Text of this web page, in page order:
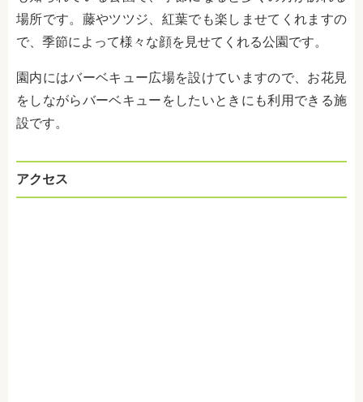
場所です。藤やツツジ、紅葉でも楽しませてくれますの
で、季節によって様々な顔を見せてくれる公園です。
園内にはバーベキュー広場を設けていますので、お花見
をしながらバーベキューをしたいときにも利用できる施
設です。
アクセス